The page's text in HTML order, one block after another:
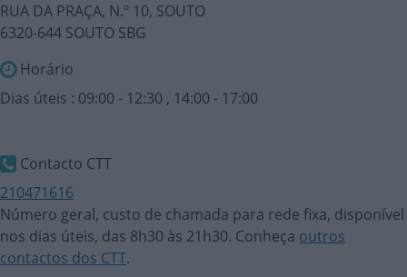
RUA DA PRAÇA, N.º 10, SOUTO
6320-644 SOUTO SBG
Horário
Dias úteis : 09:00 - 12:30 , 14:00 - 17:00
Contacto CTT
210471616
Número geral, custo de chamada para rede fixa, disponível
nos dias úteis, das 8h30 às 21h30. Conheça outros
contactos dos CTT.